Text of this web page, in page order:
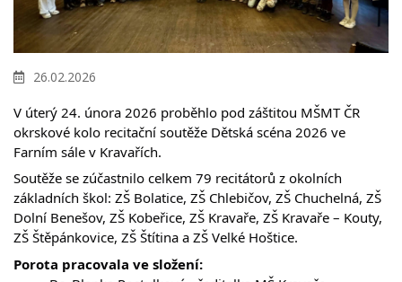
26.02.2026
V úterý 24. února 2026 proběhlo pod záštitou MŠMT ČR
okrskové kolo recitační soutěže Dětská scéna 2026 ve
Farním sále v Kravařích.
Soutěže se zúčastnilo celkem 79 recitátorů z okolních
základních škol: ZŠ Bolatice, ZŠ Chlebičov, ZŠ Chuchelná, ZŠ
Dolní Benešov, ZŠ Kobeřice, ZŠ Kravaře, ZŠ Kravaře – Kouty,
ZŠ Štěpánkovice, ZŠ Štítina a ZŠ Velké Hoštice.
Porota pracovala ve složení: